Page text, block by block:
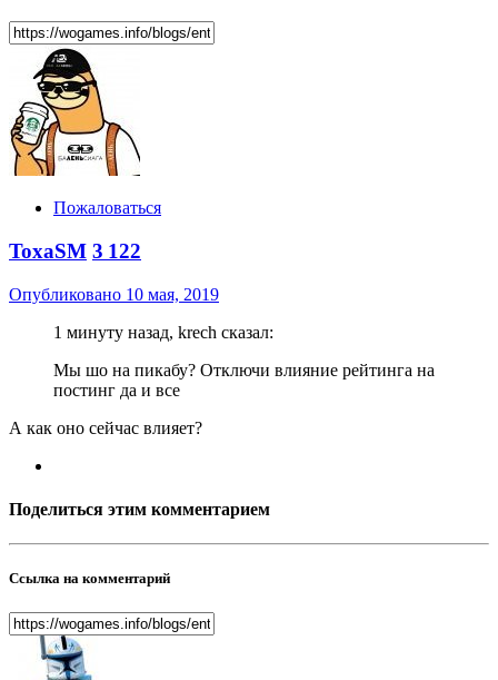
Пожаловаться
ToxaSM 3 122
Опубликовано 10 мая, 2019
1 минуту назад, krech сказал:
Мы шо на пикабу? Отключи влияние рейтинга на
постинг да и все
А как оно сейчас влияет?
Поделиться этим комментарием
Ссылка на комментарий